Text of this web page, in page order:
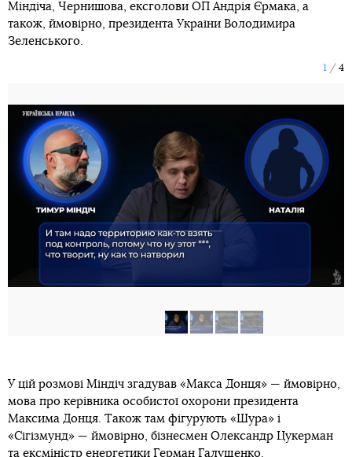
Міндіча, Чернишова, ексголови ОП Андрія Єрмака, а
також, ймовірно, президента України Володимира
Зеленського.
1 4
У цій розмові Міндіч згадував «Макса Донця» — ймовірно,
мова про керівника особистої охорони президента
Максима Донця. Також там фігурують «Шура» і
«Сігізмунд» — ймовірно, бізнесмен Олександр Цукерман
та ексміністр енергетики Герман Галущенко.